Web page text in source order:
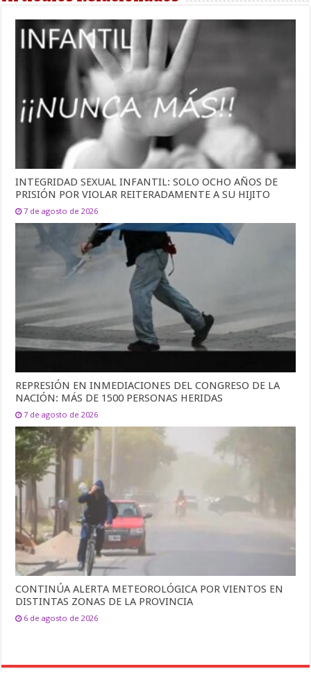
INTEGRIDAD SEXUAL INFANTIL: SOLO OCHO AÑOS DE
PRISIÓN POR VIOLAR REITERADAMENTE A SU HIJITO
7 de agosto de 2026
REPRESIÓN EN INMEDIACIONES DEL CONGRESO DE LA
NACIÓN: MÁS DE 1500 PERSONAS HERIDAS
7 de agosto de 2026
CONTINÚA ALERTA METEOROLÓGICA POR VIENTOS EN
DISTINTAS ZONAS DE LA PROVINCIA
6 de agosto de 2026